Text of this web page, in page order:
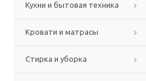
Кухни и бытовая техника
Кровати и матрасы
Стирка и уборка